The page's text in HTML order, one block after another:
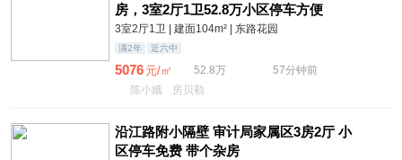
房，3室2厅1卫52.8万小区停车方便
3室2厅1卫 | 建面104m² | 东路花园
满2年 近六中
5076 元/㎡ 52.8万
57分钟前
陈小娥
房贝勒
沿江路附小隔壁 审计局家属区3房2厅 小
区停车免费 带个杂房